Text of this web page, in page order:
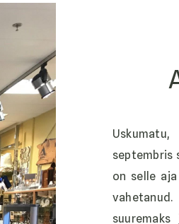
septembris
on selle